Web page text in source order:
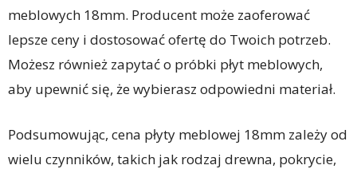
meblowych 18mm. Producent może zaoferować
lepsze ceny i dostosować ofertę do Twoich potrzeb.
Możesz również zapytać o próbki płyt meblowych,
aby upewnić się, że wybierasz odpowiedni materiał.
Podsumowując, cena płyty meblowej 18mm zależy od
wielu czynników, takich jak rodzaj drewna, pokrycie,